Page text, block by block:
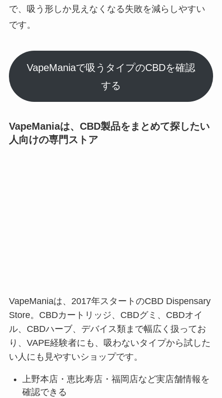
で、吸う形しか見えなくなる失敗を減らしやすい
です。
VapeManiaで吸うタイプのCBDを確認
する
VapeManiaは、CBD製品をまとめて探したい
人向けの専門ストア
VapeManiaは、2017年スタートのCBD Dispensary
Store。CBDカートリッジ、CBDグミ、CBDオイ
ル、CBDハーブ、デバイス類まで幅広く扱ってお
り、VAPE経験者にも、吸わないタイプから試した
い人にも見やすいショップです。
上野本店・恵比寿店・福岡店など実店舗情報を
確認できる